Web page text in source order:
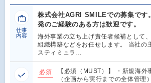
仕事
内容
株式会社AGRI SMILEでの募集です
発のご経験のある方は歓迎です。
海外事業の立ち上げ責任者候補として
組織構築などをお任せします。 当社の
スティミュラ…
必須
【必須（MUST）】 ・新規海外
（企画から実行までの全体管理